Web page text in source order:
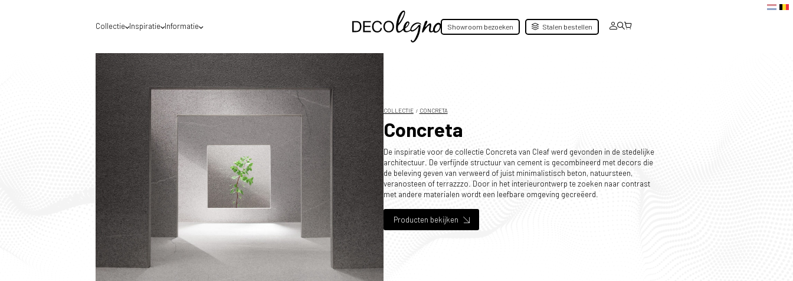
Collectie Inspiratie Informatie Showroom bezoeken Stalen bestellen
Waar mogen we jou helpen?
Voor een optimale service raden wij je aan de
DecoLegno website te gebruiken van het land
waar jij gevestigd bent. Nederland of België?
COLLECTIE CONCRETA
Concreta
De inspiratie voor de collectie Concreta van Cleaf werd gevonden in de stedelijke
architectuur. De verfijnde structuur van cement is gecombineerd met decors die
de beleving geven van verweerd of juist minimalistisch beton, natuursteen,
veranosteen of terrazzzo. Door in het interieurontwerp te zoeken naar contrast
met andere materialen wordt een leefbare omgeving gecreëerd.
Producten bekijken